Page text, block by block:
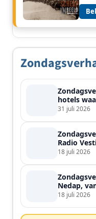
hotels
31 juli 2026
Radio
de streek
18 juli 2026
Nedap,
18 juli 2026